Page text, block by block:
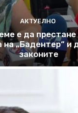
АКТУЕЛНО
е да
„Бадентер“ и
законите